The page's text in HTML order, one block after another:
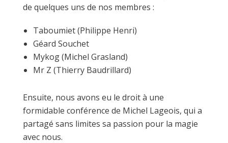
de quelques uns de nos membres :
Taboumiet (Philippe Henri)
Géard Souchet
Mykog (Michel Grasland)
Mr Z (Thierry Baudrillard)
Ensuite, nous avons eu le droit à une
formidable conférence de Michel Lageois, qui a
partagé sans limites sa passion pour la magie
avec nous.